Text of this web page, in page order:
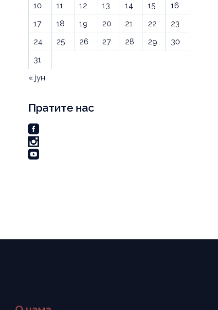
10
11 12 13 14 15
16
17
18 19 20 21 22
23
24
25 26 27 28 29
30
31
« јун
Пратите нас